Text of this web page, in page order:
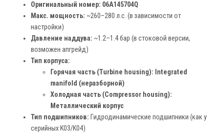
Оригинальный номер: 06A145704Q
Макс. мощность: ~260–280 л.с. (в зависимости от
настройки)
Давление наддува: ~1.2–1.4 бар (в стоковой версии,
возможен апгрейд)
Тип корпуса:
Горячая часть (Turbine housing): Integrated
manifold (неразборной)
Холодная часть (Compressor housing):
Металлический корпус
Тип подшипников: Гидродинамические подшипники (как у
серийных K03/K04)